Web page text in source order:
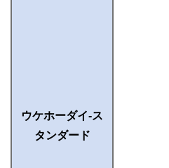
ウケホーダイ-ス
タンダード